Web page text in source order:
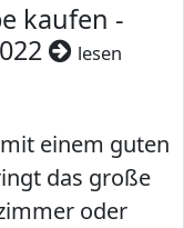
kaufen -
lesen
einem guten
das große
oder